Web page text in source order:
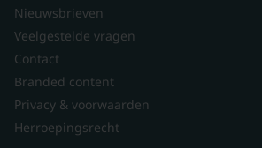
Nieuwsbrieven
Veelgestelde vragen
Contact
Branded content
Privacy & voorwaarden
Herroepingsrecht